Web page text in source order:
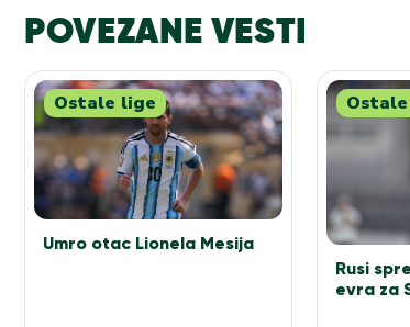
POVEZANE VESTI
Ostale lige
Umro otac Lionela Mesija
Rusi
evra za